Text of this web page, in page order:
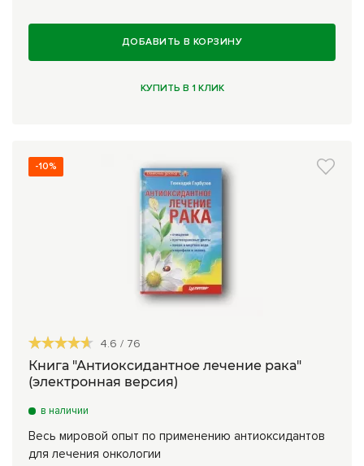
ДОБАВИТЬ В КОРЗИНУ
КУПИТЬ В 1 КЛИК
-10%
4.6 / 76
Книга "Антиоксидантное лечение рака"
(электронная версия)
в наличии
Весь мировой опыт по применению антиоксидантов
для лечения онкологии